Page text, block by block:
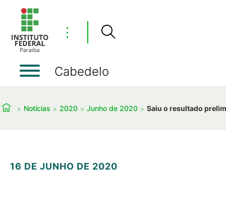
⋮
Cabedelo
Notícias 2020 Junho de 2020 Saiu o resultado
16 DE JUNHO DE 2020